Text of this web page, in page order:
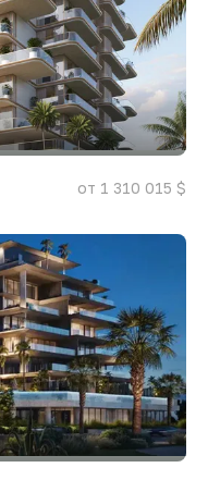
от 1 310 015 $